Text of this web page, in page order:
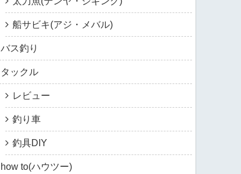
船サビキ(アジ・メバル)
バス釣り
タックル
レビュー
釣り車
釣具DIY
how to(ハウツー)